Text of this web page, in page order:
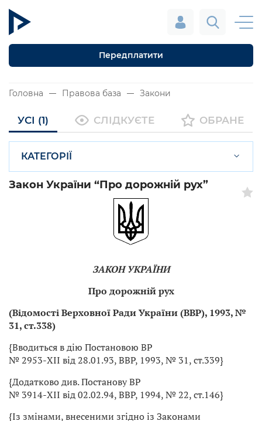
Передплатити
Головна Правова база Закони
УСІ (1) СЛІДКУЄТЕ ОБРАНЕ
КАТЕГОРІЇ
Закон України “Про дорожній рух”
ЗАКОН УКРАЇНИ
Про дорожній рух
(Відомості Верховної Ради України (ВВР), 1993, №
31, ст.338)
{Вводиться в дію Постановою ВР
№ 2953-XII від 28.01.93, ВВР, 1993, № 31, ст.339}
{Додатково див. Постанову ВР
№ 3914-XII від 02.02.94, ВВР, 1994, № 22, ст.146}
{Із змінами, внесеними згідно із Законами